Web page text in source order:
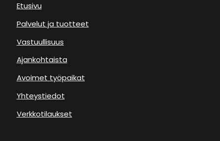
Etusivu
Palvelut ja tuotteet
Vastuullisuus
Ajankohtaista
Avoimet työpaikat
Yhteystiedot
Verkkotilaukset